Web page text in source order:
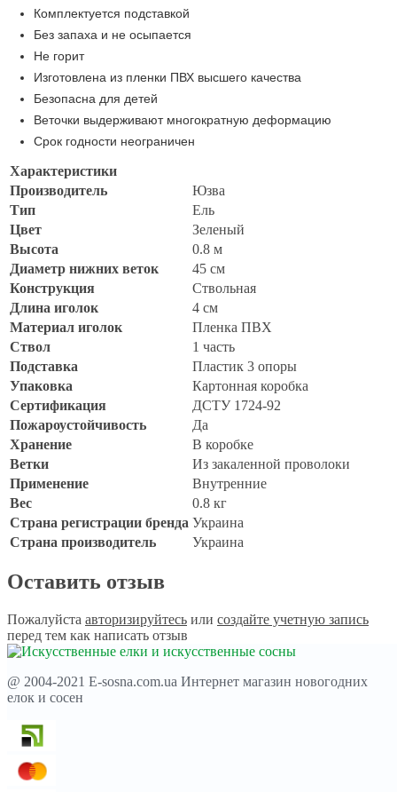
Комплектуется подставкой
Без запаха и не осыпается
Не горит
Изготовлена из пленки ПВХ высшего качества
Безопасна для детей
Веточки выдерживают многократную деформацию
Срок годности неограничен
Характеристики
Производитель
Юзва
Тип
Ель
Цвет
Зеленый
Высота
0.8 м
Диаметр нижних веток
45 см
Конструкция
Ствольная
Длина иголок
4 см
Материал иголок
Пленка ПВХ
Ствол
1 часть
Подставка
Пластик 3 опоры
Упаковка
Картонная коробка
Сертификация
ДСТУ 1724-92
Пожароустойчивость
Да
Хранение
В коробке
Ветки
Из закаленной проволоки
Применение
Внутренние
Вес
0.8 кг
Страна регистрации бренда Украина
Страна производитель
Украина
Оставить отзыв
Пожалуйста авторизируйтесь или создайте учетную запись
перед тем как написать отзыв
@ 2004-2021 E-sosna.com.ua Интернет магазин новогодних
елок и сосен